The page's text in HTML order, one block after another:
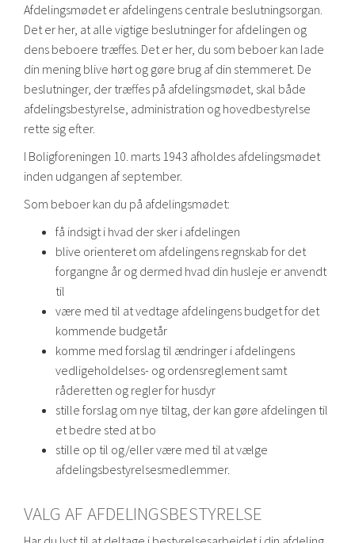
Afdelingsmødet er afdelingens centrale beslutningsorgan.
Det er her, at alle vigtige beslutninger for afdelingen og
dens beboere træffes. Det er her, du som beboer kan lade
din mening blive hørt og gøre brug af din stemmeret. De
beslutninger, der træffes på afdelingsmødet, skal både
afdelingsbestyrelse, administration og hovedbestyrelse
rette sig efter.
I Boligforeningen 10. marts 1943 afholdes afdelingsmødet
inden udgangen af september.
Som beboer kan du på afdelingsmødet:
få indsigt i hvad der sker i afdelingen
blive orienteret om afdelingens regnskab for det
forgangne år og dermed hvad din husleje er anvendt
til
være med til at vedtage afdelingens budget for det
kommende budgetår
komme med forslag til ændringer i afdelingens
vedligeholdelses- og ordensreglement samt
råderetten og regler for husdyr
stille forslag om nye tiltag, der kan gøre afdelingen til
et bedre sted at bo
stille op til og/eller være med til at vælge
afdelingsbestyrelsesmedlemmer.
VALG AF AFDELINGSBESTYRELSE